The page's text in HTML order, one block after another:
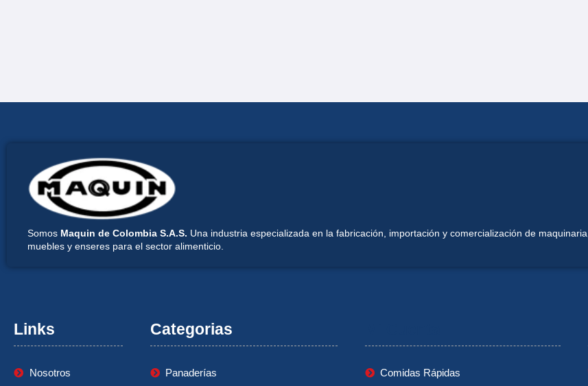
Somos Maquin de Colombia S.A.S. Una industria especializada en la fabricación, importación y comercialización de maquinaria,
muebles y enseres para el sector alimenticio.
Links
Nosotros
Categorias
Panaderías
Comidas Rápidas